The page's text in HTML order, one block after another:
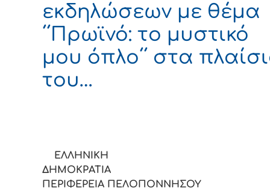
εκδηλώσεων με θέμα
΄΄Πρωϊνό: το μυστικό
μου όπλο΄΄ στα
του…
ΕΛΛΗΝΙΚΗ
ΔΗΜΟΚΡΑΤΙΑ
ΠΕΡΙΦΕΡΕΙΑ